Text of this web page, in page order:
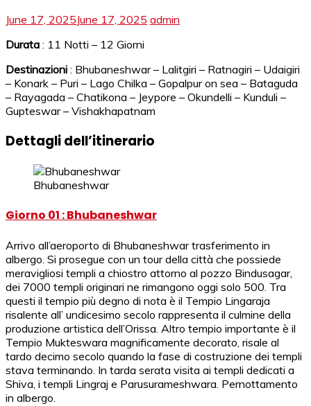
June 17, 2025June 17, 2025 admin
Durata : 11 Notti – 12 Giorni
Destinazioni : Bhubaneshwar – Lalitgiri – Ratnagiri – Udaigiri
– Konark – Puri – Lago Chilka – Gopalpur on sea – Bataguda
– Rayagada – Chatikona – Jeypore – Okundelli – Kunduli –
Gupteswar – Vishakhapatnam
Dettagli dell’itinerario
Bhubaneshwar
Giorno 01 : Bhubaneshwar
Arrivo all’aeroporto di Bhubaneshwar trasferimento in
albergo. Si prosegue con un tour della città che possiede
meravigliosi templi a chiostro attorno al pozzo Bindusagar,
dei 7000 templi originari ne rimangono oggi solo 500. Tra
questi il tempio più degno di nota è il Tempio Lingaraja
risalente all’ undicesimo secolo rappresenta il culmine della
produzione artistica dell’Orissa. Altro tempio importante è il
Tempio Mukteswara magnificamente decorato, risale al
tardo decimo secolo quando la fase di costruzione dei templi
stava terminando. In tarda serata visita ai templi dedicati a
Shiva, i templi Lingraj e Parusurameshwara. Pernottamento
in albergo.